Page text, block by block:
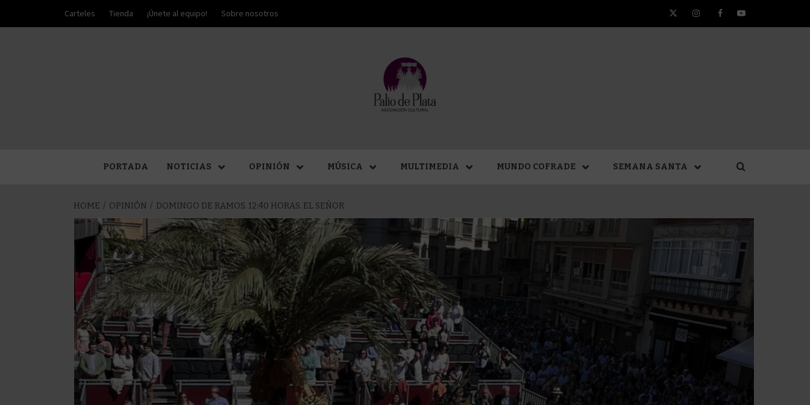
content
Carteles Tienda ¡Únete al equipo! Sobre nosotros TwitterInstagramFacebookYouTube
SEMANA SANTA DE
MÁLAGA
PORTADA NOTICIAS OPINIÓN MÚSICA MULTIMEDIA MUNDO COFRADE SEMANA SANTA
HOME OPINIÓN DOMINGO DE RAMOS. 12:40 HORAS. EL SEÑOR